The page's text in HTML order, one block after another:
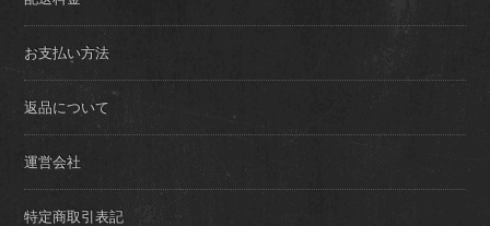
お支払い方法
返品について
運営会社
特定商取引表記